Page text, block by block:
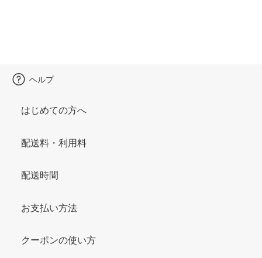
ヘルプ
はじめての方へ
配送料・利用料
配送時間
お支払い方法
クーポンの使い方